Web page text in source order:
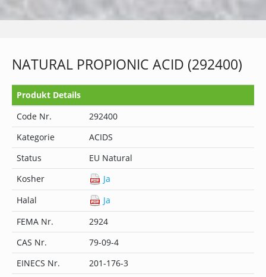
NATURAL PROPIONIC ACID (292400)
Produkt Details
Code Nr.
292400
Kategorie
ACIDS
Status
EU Natural
Kosher
Ja
Halal
Ja
FEMA Nr.
2924
CAS Nr.
79-09-4
EINECS Nr.
201-176-3